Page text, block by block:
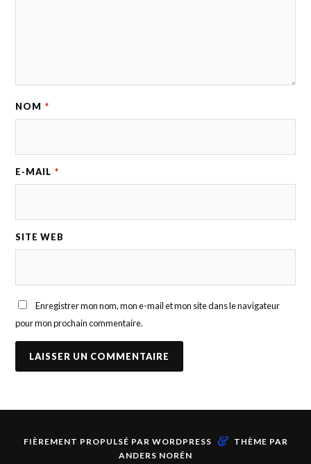
NOM *
E-MAIL *
SITE WEB
Enregistrer mon nom, mon e-mail et mon site dans le navigateur
pour mon prochain commentaire.
FIÈREMENT PROPULSÉ PAR WORDPRESS &
THÈME PAR
ANDERS NORÉN